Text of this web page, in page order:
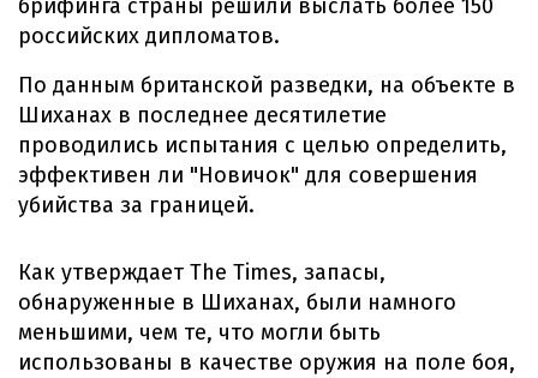
брифинга страны решили выслать более 150
российских дипломатов.
По данным британской разведки, на объекте в
Шиханах в последнее десятилетие
проводились испытания с целью определить,
эффективен ли "Новичок" для совершения
убийства за границей.
Как утверждает The Times, запасы,
обнаруженные в Шиханах, были намного
меньшими, чем те, что могли быть
использованы в качестве оружия на поле боя,